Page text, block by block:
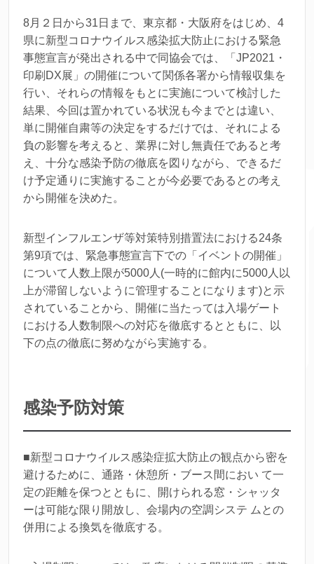
8月２日から31日まで、東京都・大阪府をはじめ、4
県に新型コロナウイルス感染拡大防止における緊急
事態宣言が発出される中で同協会では、「JP2021・
印刷DX展」の開催について関係各署から情報収集を
行い、それらの情報をもとに実施について検討した
結果、今回は置かれている状況も今までとは違い、
単に開催自粛等の決定をするだけでは、それによる
負の影響を考えると、業界に対し無責任であると考
え、十分な感染予防の徹底を図りながら、できるだ
け予定通りに実施することが今必要であるとの考え
から開催を決めた。
新型インフルエンザ等対策特別措置法における24条
第9項では、緊急事態宣言下での「イベントの開催」
について人数上限が5000人(一時的に館内に5000人以
上が滞留しないように管理することになります)と示
されていることから、開催に当たっては入場ゲート
における人数制限への対応を徹底するとともに、以
下の点の徹底に努めながら実施する。
感染予防対策
■新型コロナウイルス感染症拡大防止の観点から密を
避けるために、通路・休憩所・ブース間におい て一
定の距離を保つとともに、開けられる窓・シャッタ
ーは可能な限り開放し、会場内の空調システ ムとの
併用による換気を徹底する。